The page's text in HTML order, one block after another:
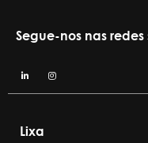
Segue-nos nas redes
Lixa